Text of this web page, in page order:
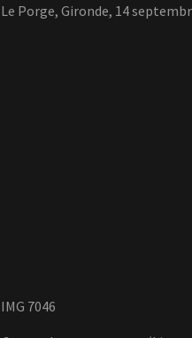
Le Porge, Gironde, 14
IMG 7046